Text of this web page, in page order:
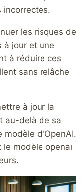
incorrectes.
les risques de
à jour et une
à réduire ces
sans relâche
à jour la
au-delà de sa
modèle d'OpenAI.
le modèle openai